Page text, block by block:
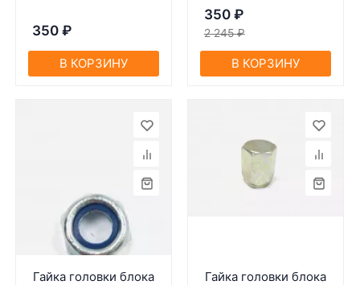
350 ₽
В КОРЗИНУ
350 ₽
2 245 ₽
В КОРЗИНУ
Гайка головки блока
Гайка головки блока